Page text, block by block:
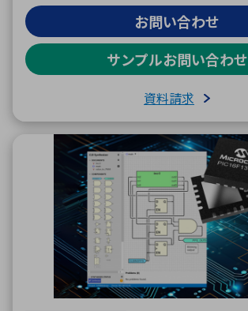
お問い合わせ
サンプルお問い合わせ
資料請求